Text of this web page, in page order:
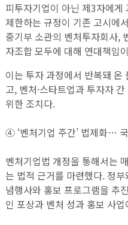
피투자기업이 아닌 제3자에
제한하는 규정이 기존 고시에
중기부 소관의 벤처투자회사,
자조합 모두에 대해 연대책임
이는 투자 과정에서 반복돼
고, 벤처·스타트업과 투자자
위한 조치다.
④ ‘벤처기업 주간’ 법제화…
벤처기업법 개정을 통해서는
는 법적 근거를 마련했다. 정
념행사와 홍보 프로그램을 추
인 포상과 벤처 성과 홍보 사